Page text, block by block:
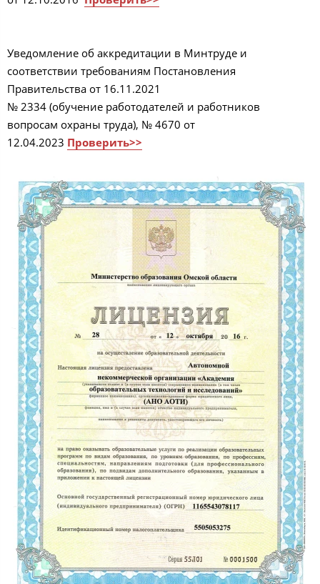
Уведомление об аккредитации в Минтруде и
соответствии требованиям Постановления
Правительства от 16.11.2021
№ 2334 (обучение работодателей и работников
вопросам охраны труда), № 4670 от
12.04.2023 Проверить>>